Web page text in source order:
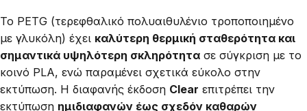
Το PETG (τερεφθαλικό πολυαιθυλένιο τροποποιημένο
με γλυκόλη) έχει καλύτερη θερμική σταθερότητα και
σημαντικά υψηλότερη σκληρότητα σε σύγκριση με το
κοινό PLA, ενώ παραμένει σχετικά εύκολο στην
εκτύπωση. Η διαφανής έκδοση Clear επιτρέπει την
εκτύπωση ημιδιαφανών έως σχεδόν καθαρών